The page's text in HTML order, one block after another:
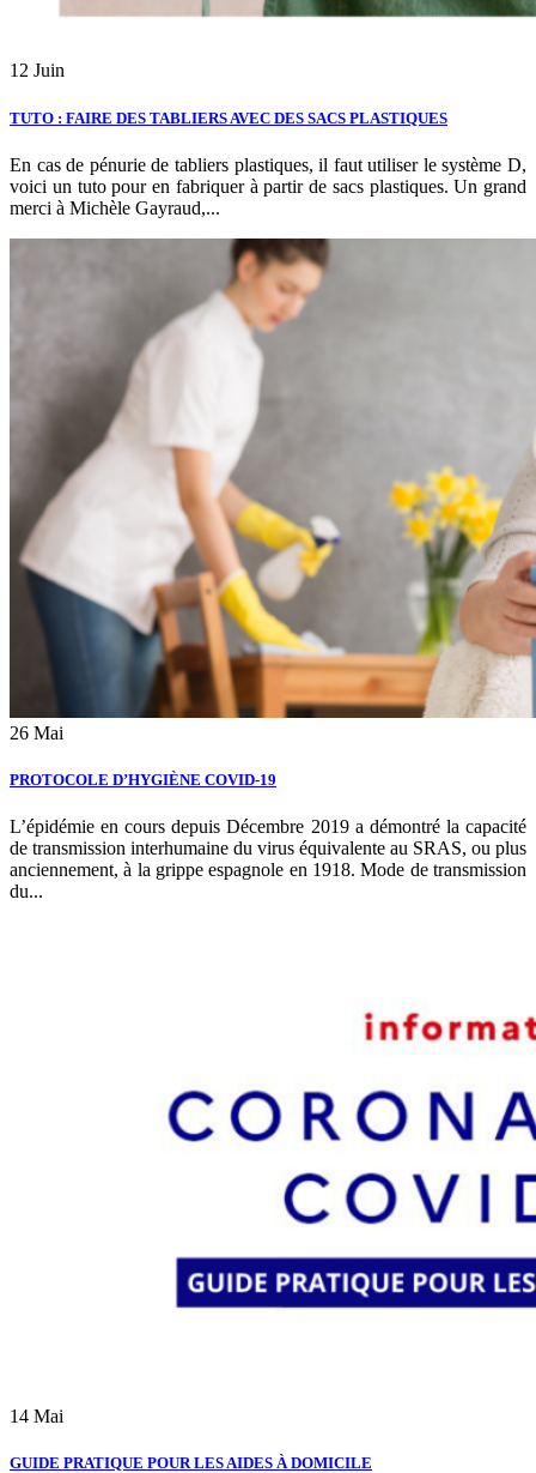
12 Juin
TUTO : FAIRE DES TABLIERS AVEC DES SACS PLASTIQUES
En cas de pénurie de tabliers plastiques, il faut utiliser le système D,
voici un tuto pour en fabriquer à partir de sacs plastiques. Un grand
merci à Michèle Gayraud,...
26 Mai
PROTOCOLE D’HYGIÈNE COVID-19
L’épidémie en cours depuis Décembre 2019 a démontré la capacité
de transmission interhumaine du virus équivalente au SRAS, ou plus
anciennement, à la grippe espagnole en 1918. Mode de transmission
du...
14 Mai
GUIDE PRATIQUE POUR LES AIDES À DOMICILE